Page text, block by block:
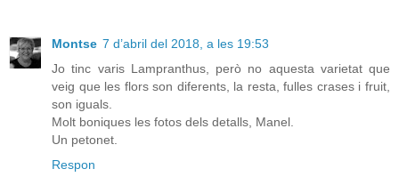
Montse 7 d’abril del 2018, a les 19:53
Jo tinc varis Lampranthus, però no aquesta varietat que
veig que les flors son diferents, la resta, fulles crases i fruit,
son iguals.
Molt boniques les fotos dels detalls, Manel.
Un petonet.
Respon